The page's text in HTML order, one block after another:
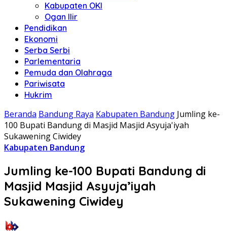
Kabupaten OKI
Ogan Ilir
Pendidikan
Ekonomi
Serba Serbi
Parlementaria
Pemuda dan Olahraga
Pariwisata
Hukrim
Beranda Bandung Raya Kabupaten Bandung Jumling ke-
100 Bupati Bandung di Masjid Masjid Asyuja'iyah
Sukawening Ciwidey
Kabupaten Bandung
Jumling ke-100 Bupati Bandung di
Masjid Masjid Asyuja’iyah
Sukawening Ciwidey